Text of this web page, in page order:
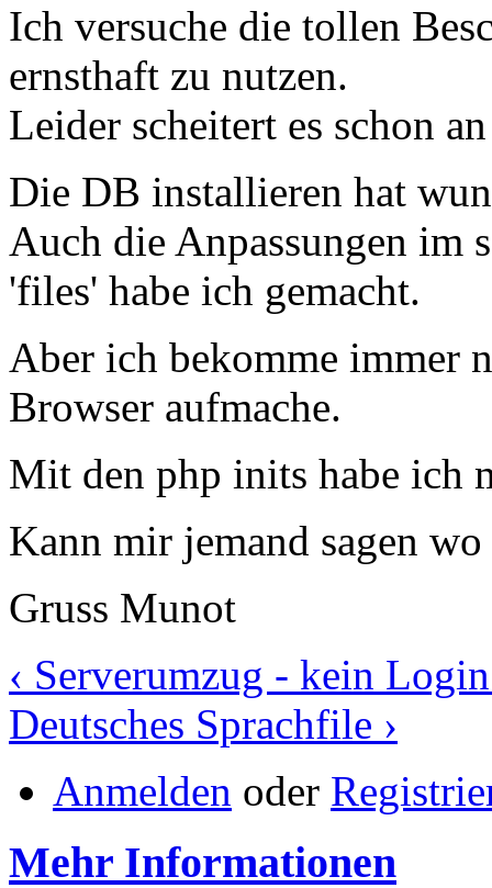
Ich versuche die tollen
ernsthaft zu nutzen.
Leider scheitert es schon
Die DB installieren hat
Auch die Anpassungen im
'files' habe ich gemacht.
Aber ich bekomme immer
Browser aufmache.
Mit den php inits habe ich
Kann mir jemand sagen
Gruss Munot
‹ Serverumzug - kein
Deutsches Sprachfile ›
Anmelden oder
Mehr Informationen